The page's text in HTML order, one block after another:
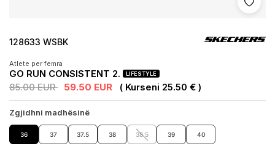
Shto
128633 WSBK
Atlete per femra
GO RUN CONSISTENT 2. LIFESTYLE
85.00 EUR 59.50 EUR ( Kurseni 25.50 € )
Zgjidhni madhësinë
36 37 37.5 38 38.5 39 40